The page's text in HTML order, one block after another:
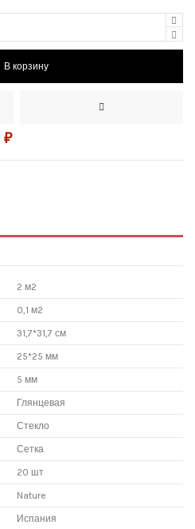
В корзину
₽
2 м2
0,1 м2
31,7*31,7 см
25*25 мм
5 мм
Глянцевая
Стекло
Сетка
20 шт
Nature
Испания